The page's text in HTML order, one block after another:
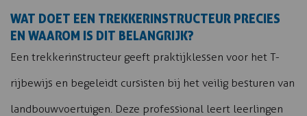
WAT DOET EEN TREKKERINSTRUCTEUR PRECIES
EN WAAROM IS DIT BELANGRIJK?
Een trekkerinstructeur geeft praktijklessen voor het T-
rijbewijs en begeleidt cursisten bij het veilig besturen van
landbouwvoertuigen. Deze professional leert leerlingen